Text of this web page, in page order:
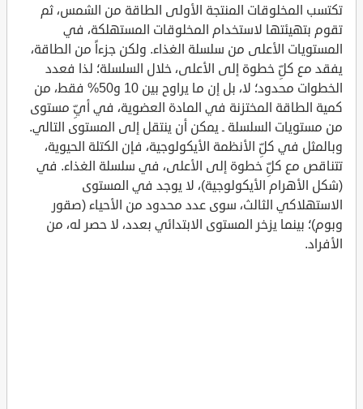
تكتسب المخلوقات المنتجة الأولى الطاقة من الشمس، ثم
تقوم بتهيئتها لاستخدام المخلوقات المستهلكة، في
المستويات الأعلى من سلسلة الغذاء. ولكن جزءاً من الطاقة،
يفقد مع كلِّ خطوة إلى الأعلى، خلال السلسلة؛ لذا فعدد
الخطوات محدود؛ لا، بل إن ما يراوح بين 10 و50% فقط، من
كمية الطاقة المختزنة في المادة العضوية، في أيِّ مستوى
من مستويات السلسلة ـ يمكن أن ينتقل إلى المستوى التالي.
وبالمثل في كلِّ الأنظمة الأيكولوجية، فإن الكتلة الحيوية،
تتناقص مع كلِّ خطوة إلى الأعلى، في سلسلة الغذاء. في
(شكل الأهرام الأيكولوجية)، لا يوجد في المستوى
الاستهلاكي الثالث، سوى عدد محدود من الأحياء (صقور
وبوم)؛ بينما يزخر المستوى الابتدائي بعدد، لا حصر له، من
الأفراد.